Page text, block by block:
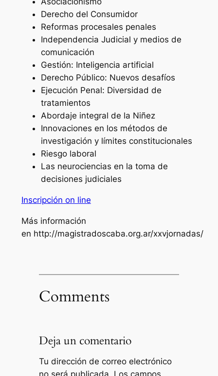
Derecho del Consumidor
Reformas procesales penales
Independencia Judicial y medios de
comunicación
Gestión: Inteligencia artificial
Derecho Público: Nuevos desafíos
Ejecución Penal: Diversidad de
tratamientos
Abordaje integral de la Niñez
Innovaciones en los métodos de
investigación y límites constitucionales
Riesgo laboral
Las neurociencias en la toma de
decisiones judiciales
Inscripción on line
Más información
en http://magistradoscaba.org.ar/xxvjornadas/
Comments
Deja un comentario
Tu dirección de correo electrónico